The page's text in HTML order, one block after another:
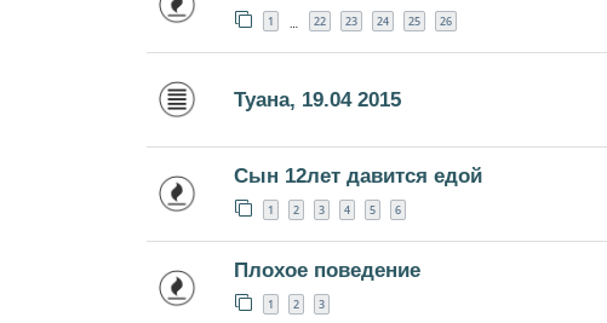
1 22 23 24 25 26
Туана, 19.04 2015
Сын 12лет давится едой
1 2 3 4 5 6
Плохое поведение
1 2 3